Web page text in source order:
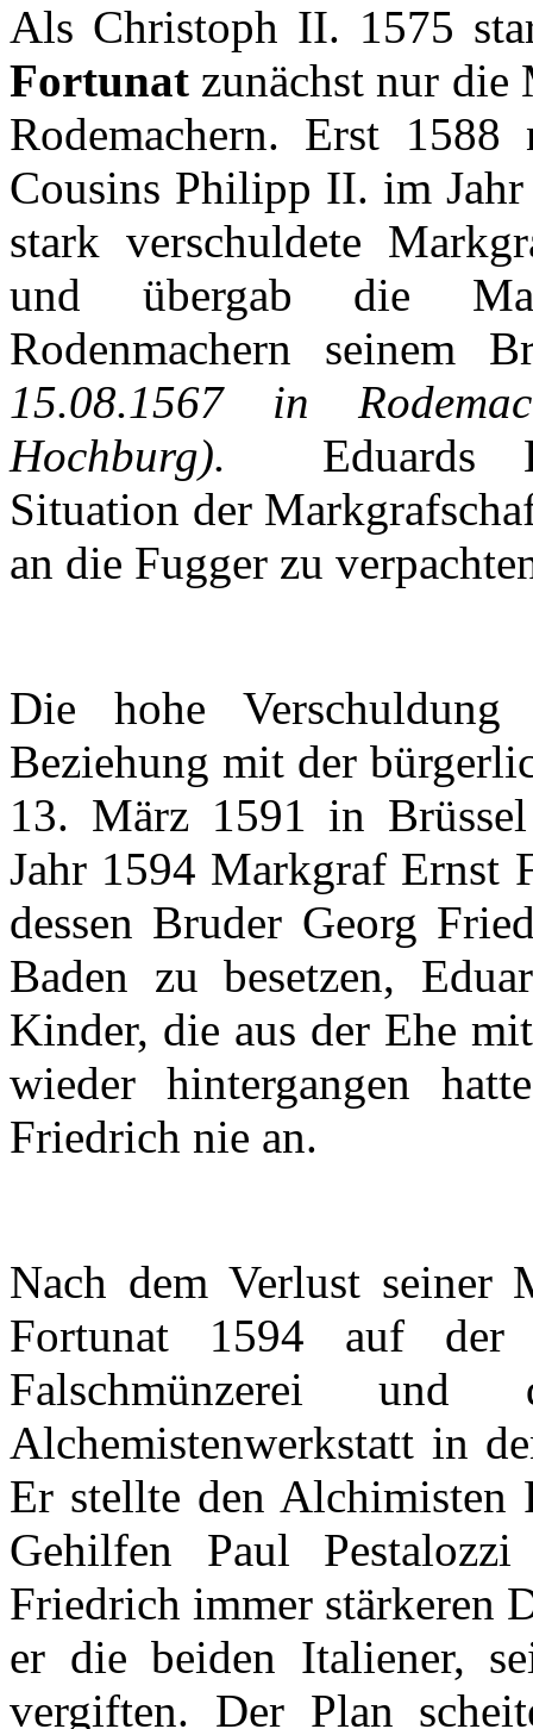
Als Christoph II. 1575
Fortunat zunächst nur die
Rodemachern. Erst 1588
Cousins Philipp II. im Jahr
stark verschuldete
und übergab die
Rodenmachern
seinem
15.08.1567 in
Hochburg). Eduards
Situation der
an die Fugger zu
Die hohe Verschuldung
Beziehung mit der
13. März1591 in Brüssel
Jahr 1594 Markgraf Ernst
dessen Bruder Georg
Baden zu besetzen,
Kinder, die aus der Ehe mit
wieder
hintergangen hatte
Friedrich nie an.
Nach dem Verlustseiner
Fortunat 1594 auf
der
Falschmünzerei und
Alchemistenwerkstatt in
Er stellte den Alchimisten
Gehilfen Paul Pestalozzi
Friedrich immer stärkeren
er die beiden Italiener,
vergiften. DerPlan